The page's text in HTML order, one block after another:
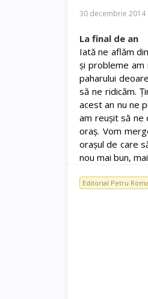
30 decembrie 2014
La final de an
Iată ne aflăm
și probleme am
paharului
să ne ridicăm.
acest an nu ne
am reușit să ne
oraș. Vom
orașul de care
nou mai bun,
Editorial Petru